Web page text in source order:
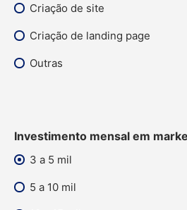
Criação de site
Criação de landing page
Outras
Investimento mensal em
3 a 5 mil
5 a 10 mil